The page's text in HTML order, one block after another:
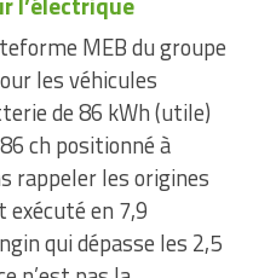
MEB du groupe
les véhicules
de 86 kWh (utile)
ch positionné à
rappeler les origines
en 7,9
qui dépasse les 2,5